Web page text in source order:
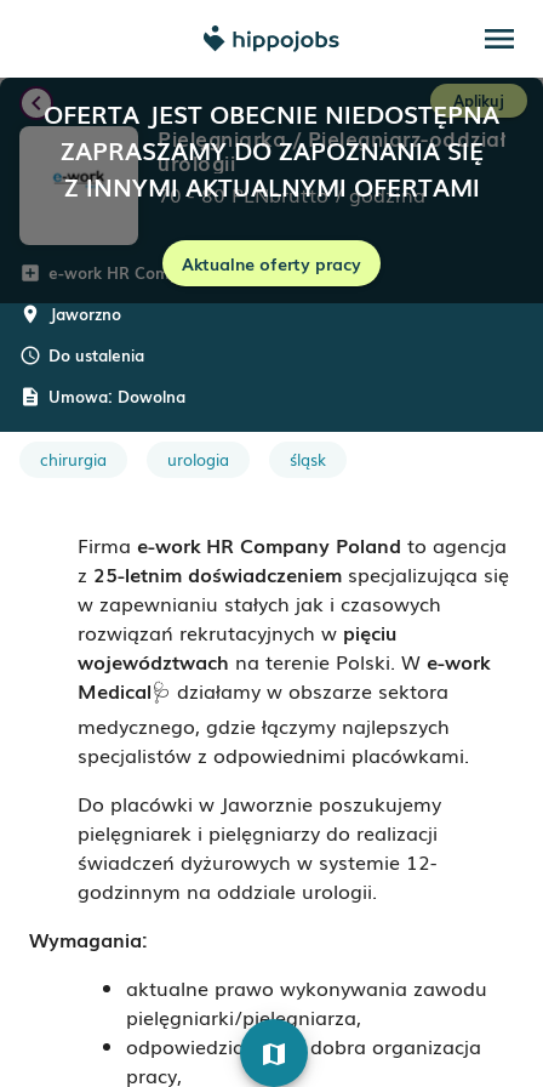
menu
OFERTA JEST OBECNIE NIEDOSTĘPNA
ZAPRASZAMY DO ZAPOZNANIA SIĘ
Z INNYMI AKTUALNYMI OFERTAMI
Aktualne oferty pracy
chevron_left Aplikuj
Pielęgniarka / Pielęgniarz-oddział
urologii
70-80PLNbrutto/ godzina
add_box e-work HR Company Poland
room Jaworzno
schedule Do ustalenia
description Umowa: Dowolna
chirurgia urologia śląsk
Firma e-work HR Company Poland to agencja
z 25-letnim doświadczeniem specjalizująca się
w zapewnianiu stałych jak i czasowych
rozwiązań rekrutacyjnych w pięciu
województwach na terenie Polski. W e-work
Medical🩺 działamy w obszarze sektora
medycznego, gdzie łączymy najlepszych
specjalistów z odpowiednimi placówkami.
Do placówki w Jaworznie poszukujemy
pielęgniarek i pielęgniarzy do realizacji
świadczeń dyżurowych w systemie 12-
godzinnym na oddziale urologii.
Wymagania:
aktualne prawo wykonywania zawodu
pielęgniarki/pielęgniarza,
odpowiedzialność i dobra organizacja
pracy,
map